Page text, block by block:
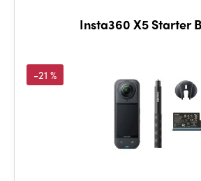
Insta360 X5 Starter
-21 %